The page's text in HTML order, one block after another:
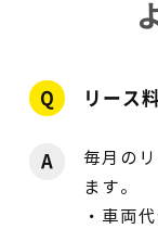
Q リース
A
毎月の
ます。
・車両